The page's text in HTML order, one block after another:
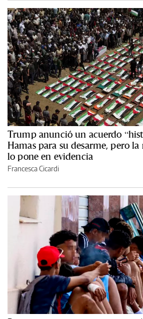
Trump anunció un acuerdo
Hamas para su desarme, pero
lo pone en evidencia
Francesca Cicardi